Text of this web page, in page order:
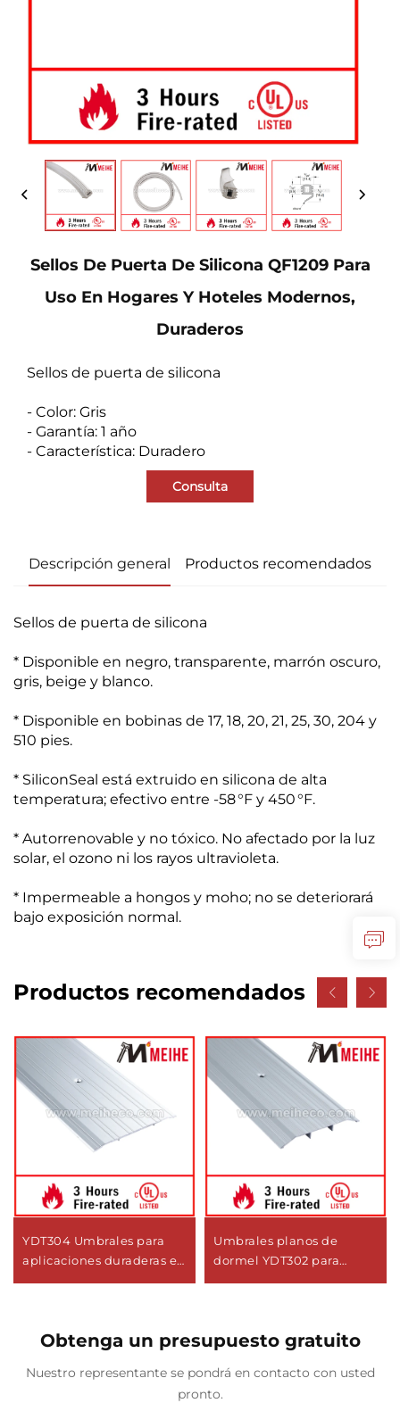
Sellos De Puerta De Silicona QF1209 Para
Uso En Hogares Y Hoteles Modernos,
Duraderos
Sellos de puerta de silicona
- Color: Gris
- Garantía: 1 año
- Característica: Duradero
Consulta
Descripción general Productos recomendados
Sellos de puerta de silicona
* Disponible en negro, transparente, marrón oscuro,
gris, beige y blanco.
* Disponible en bobinas de 17, 18, 20, 21, 25, 30, 204 y
510 pies.
* SiliconSeal está extruido en silicona de alta
temperatura; efectivo entre -58 °F y 450 °F.
* Autorrenovable y no tóxico. No afectado por la luz
solar, el ozono ni los rayos ultravioleta.
* Impermeable a hongos y moho; no se deteriorará
bajo exposición normal.
Productos recomendados
YDT304 Umbrales para
aplicaciones duraderas en
Umbrales planos de
dormel YDT302 para
Obtenga un presupuesto gratuito
Nuestro representante se pondrá en contacto con usted
pronto.